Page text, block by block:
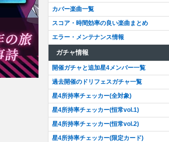
カバー楽曲一覧
スコア・時間効率の良い楽曲まとめ
エラー・メンテナンス情報
ガチャ情報
開催ガチャと追加星4メンバー一覧
過去開催のドリフェスガチャ一覧
星4所持率チェッカー(全対象)
星4所持率チェッカー(恒常vol.1)
星4所持率チェッカー(恒常vol.2)
星4所持率チェッカー(限定カード)